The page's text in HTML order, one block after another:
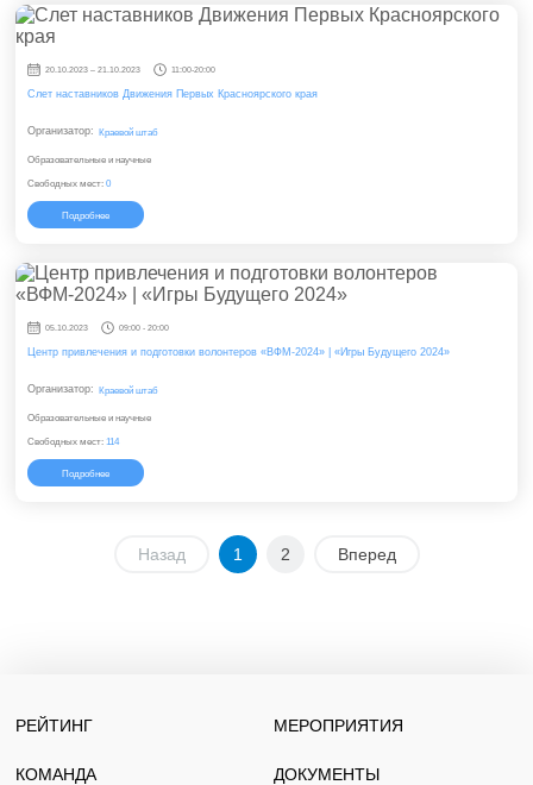
20.10.2023 – 21.10.2023 11:00-20:00
Слет наставников Движения Первых Красноярского края
Организатор: Краевой штаб
Образовательные и научные
Свободных мест: 0
Подробнее
05.10.2023 09:00 - 20:00
Центр привлечения и подготовки волонтеров «ВФМ-2024» | «Игры Будущего 2024»
Организатор: Краевой штаб
Образовательные и научные
Свободных мест: 114
Подробнее
Назад 1 2 Вперед
РЕЙТИНГ МЕРОПРИЯТИЯ
КОМАНДА ДОКУМЕНТЫ